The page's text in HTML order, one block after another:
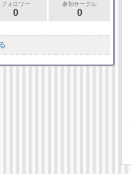
フォロワー
0
参加サークル
0